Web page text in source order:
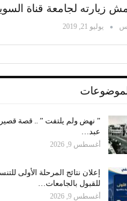
زيارته لجامعة قناة
يوليو 21, 2019
” نهض ولم يلتفت ” .. قصة
عبد…
أغسطس 9, 2026
إعلان نتائج المرحلة الأولى
للقبول بالجامعات…
أغسطس 9, 2026